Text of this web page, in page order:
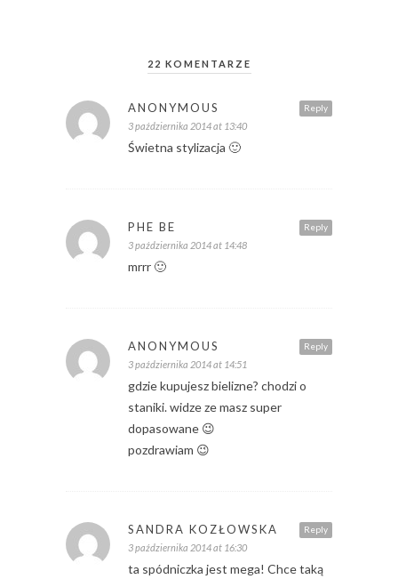
22 KOMENTARZE
Reply
ANONYMOUS
3 października 2014 at 13:40
Świetna stylizacja 🙂
Reply
PHE BE
3 października 2014 at 14:48
mrrr 🙂
Reply
ANONYMOUS
3 października 2014 at 14:51
gdzie kupujesz bielizne? chodzi o
staniki. widze ze masz super
dopasowane 😉
pozdrawiam 😉
Reply
SANDRA KOZŁOWSKA
3 października 2014 at 16:30
ta spódniczka jest mega! Chce taką